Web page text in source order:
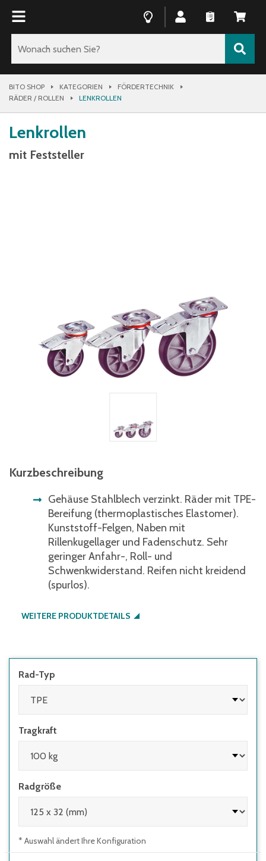
BITO SHOP KATEGORIEN
FÖRDERTECHNIK
RÄDER / ROLLEN
LENKROLLEN
Lenkrollen
mit Feststeller
Kurzbeschreibung
Gehäuse Stahlblech verzinkt. Räder mit TPE-
Bereifung (thermoplastisches Elastomer).
Kunststoff-Felgen, Naben mit
Rillenkugellager und Fadenschutz. Sehr
geringer Anfahr-, Roll- und
Schwenkwiderstand. Reifen nicht kreidend
(spurlos).
WEITERE PRODUKTDETAILS
Rad-Typ
Tragkraft
Radgröße
* Auswahl ändert Ihre Konfiguration